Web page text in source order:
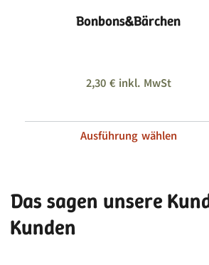
Bonbons&Bärchen
2,30 €inkl. MwSt
Ausführung wählen
Das sagen unsere
Kunden